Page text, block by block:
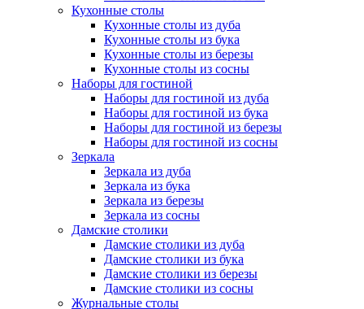
Кухонные столы
Кухонные столы из дуба
Кухонные столы из бука
Кухонные столы из березы
Кухонные столы из сосны
Наборы для гостиной
Наборы для гостиной из дуба
Наборы для гостиной из бука
Наборы для гостиной из березы
Наборы для гостиной из сосны
Зеркала
Зеркала из дуба
Зеркала из бука
Зеркала из березы
Зеркала из сосны
Дамские столики
Дамские столики из дуба
Дамские столики из бука
Дамские столики из березы
Дамские столики из сосны
Журнальные столы